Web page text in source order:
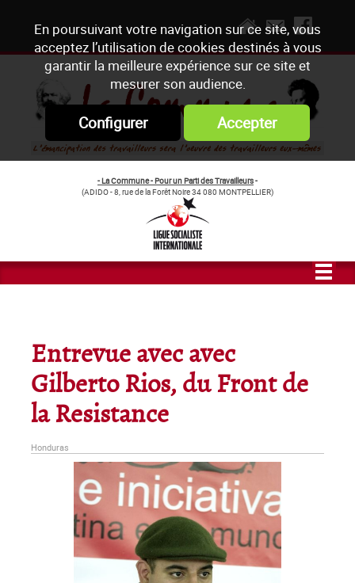
En poursuivant votre navigation sur ce site, vous
acceptez l’utilisation de cookies destinés à vous
garantir la meilleure expérience sur ce site et
mesurer son audience.
Configurer Accepter
- La Commune - Pour un Parti des Travailleurs-
(ADIDO - 8, rue de la Forêt Noire 34 080 MONTPELLIER)
Entrevue avec avec
Gilberto Rios, du Front de
la Resistance
Honduras